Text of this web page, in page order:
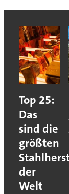
Top 25:
Das
sind die
größten
der
Welt